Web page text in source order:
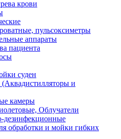
крови
пульсоксиметры
аппараты
пациента
суден
и
камеры
Облучатели
обработки и мойки гибких